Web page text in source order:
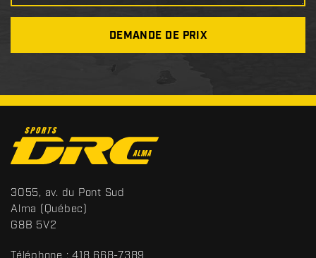
DEMANDE DE PRIX
o
n
t
a
c
t
S
p
o
3055, av. du Pont Sud
Alma (Québec)
G8B 5V2